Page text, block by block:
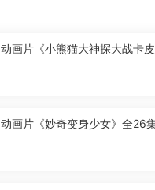
动画片《小熊猫大神探大战卡
动画片《妙奇变身少女》全26